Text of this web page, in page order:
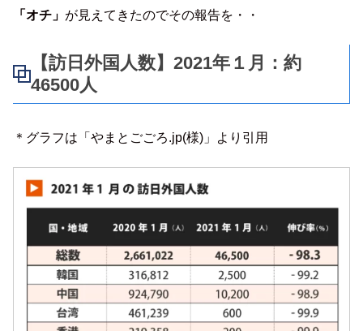
「オチ」 が見えてきたのでその報告を・・
【訪日外国人数】2021年１月：約
46500⼈
＊グラフは「やまとごごろ.jp(様)」より引用